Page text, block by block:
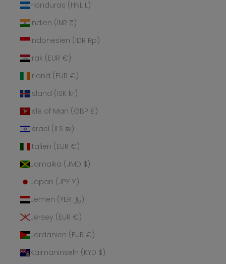
Honduras (HNL L)
Indien (INR ₹)
Indonesien (IDR Rp)
Irak (EUR €)
Irland (EUR €)
Island (ISK kr)
Isle of Man (GBP £)
Israel (ILS ₪)
Italien (EUR €)
Jamaika (JMD $)
Japan (JPY ¥)
Jemen (YER ﷼)
Jersey (EUR €)
Jordanien (EUR €)
Kaimaninseln (KYD $)